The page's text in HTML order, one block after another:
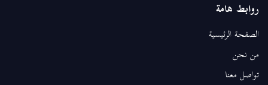
روابط هامة
الصفحة الرئيسية
من نحن
تواصل معنا